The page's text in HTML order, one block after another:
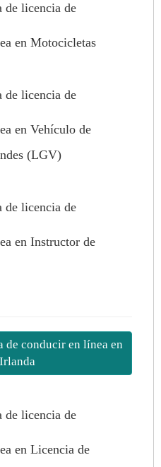
de licencia de
en Motocicletas
de licencia de
en Vehículo de
(LGV)
de licencia de
en Instructor de
de conducir en línea en
Irlanda
de licencia de
en Licencia de